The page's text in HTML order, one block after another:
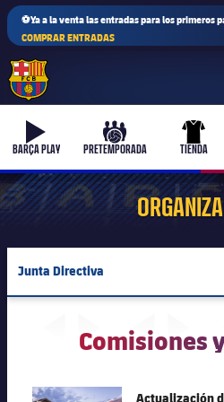
⚽Ya a la venta las entradas para los primeros
COMPRAR ENTRADAS
b-play
BARÇA PLAY
culers-ball
PRETEMPORADA TIENDA
PLUSICON
MÁS
Primer equipo
plusicon
más
plusicon
más
Junta Directiva
Organigramas
Comisiones
Comisiones
FC Barcelona club badge
Actualización